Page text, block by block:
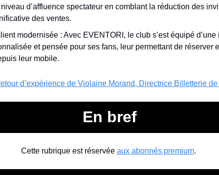
d’affluence spectateur en comblant la réduction des
des ventes.
modernisée : Avec EVENTORI, le club s’est équipé
et pensée pour ses fans, leur permettant de réserver
leur mobile.
d’expérience de Violaine Morand, Directrice Billetterie
En bref
Cette rubrique est réservée aux abonnés premium.